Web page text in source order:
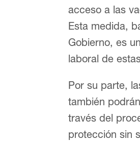
acceso a las
Esta medida,
Gobierno, es
laboral de
Por su parte,
también
través del
protección sin